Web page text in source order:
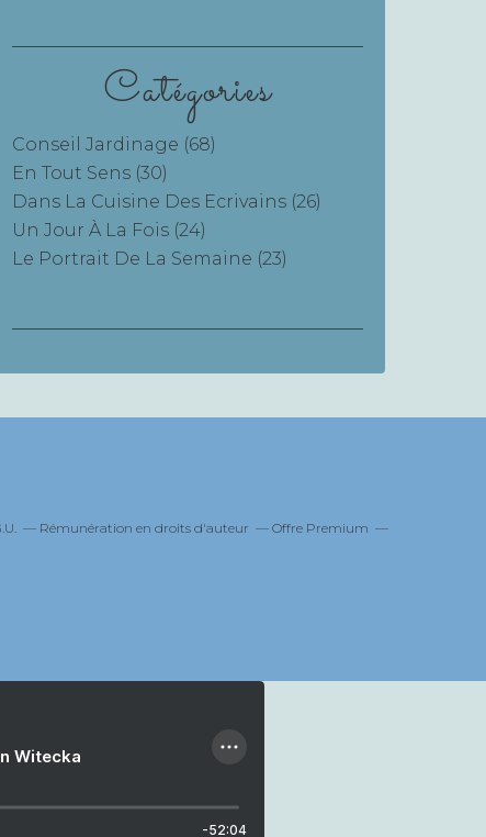
Catégories
Conseil Jardinage (68)
En Tout Sens (30)
Dans La Cuisine Des Ecrivains (26)
Un Jour À La Fois (24)
Le Portrait De La Semaine (23)
Rémunération en droits d'auteur
Offre Premium
Witecka
-52:04